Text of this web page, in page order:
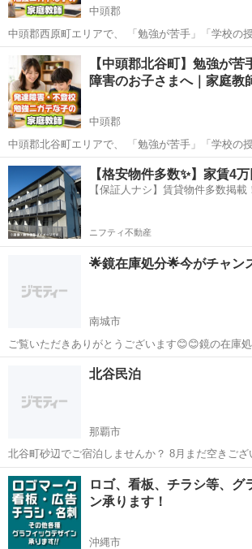
中頭郡
中頭郡西原町エリアで、 「勉強が苦手」「学校の
い」と感じているお子さまや、 不登校・発達障害
子さまを対象に、 家庭教師によるマンツーマン指
「家庭教師のアーチ...
沖縄 中頭郡 その他 不登校
【中頭郡北谷町】勉強が苦
障害のお子さまへ｜家庭
中頭郡
中頭郡北谷町エリアで、 「勉強が苦手」「学校の
い」と感じているお子さまや、 不登校・発達障害
子さまを対象に、 家庭教師によるマンツーマン指
「家庭教師のアーチ...
沖縄 中頭郡 その他 不登校
【格安物件多数✨】家賃4
【保証人ナシ】賃貸物件多数掲載！
ニフティ不動産
🌟鏡在庫処分🌟今がチャン
南城市
ご覧いただきありがとうございます😊😊鏡の在庫処
来ます♪サイズにはよりますがお問い合わせいただ
バイス出来るかと思います。 見積もりからいたし
その他
北谷民泊
那覇市
北谷町砂辺でご宿泊しませんか？ 8月まだ空きご
近く。近隣に飲食店多数。 シングルベッド 5台
最大7名様までご宿泊可能です。 駐車場1台有り。 料金は2名様一泊の
料金になります。 追...
沖縄 那覇市 その他
ロゴ、看板、チラシ等、グ
ン承ります！
沖縄市